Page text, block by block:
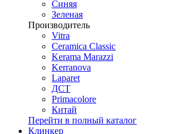
Синяя
Зеленая
Производитель
Vitra
Ceramica Classic
Kerama Marazzi
Kerranova
Laparet
ДСТ
Primacolore
Китай
Перейти в полный каталог
Клинкер